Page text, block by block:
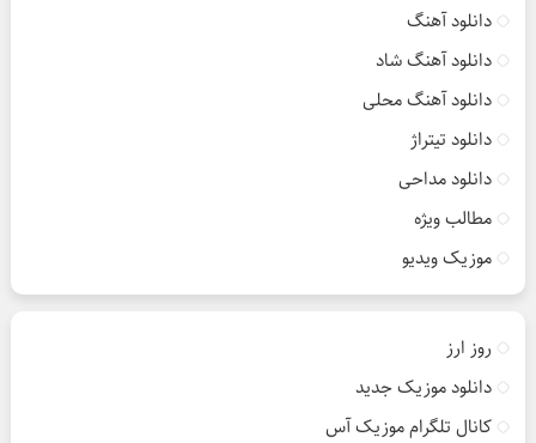
دانلود آهنگ
دانلود آهنگ شاد
دانلود آهنگ محلی
دانلود تیتراژ
دانلود مداحی
مطالب ویژه
موزیک ویدیو
روز ارز
دانلود موزیک جدید
کانال تلگرام موزیک آس